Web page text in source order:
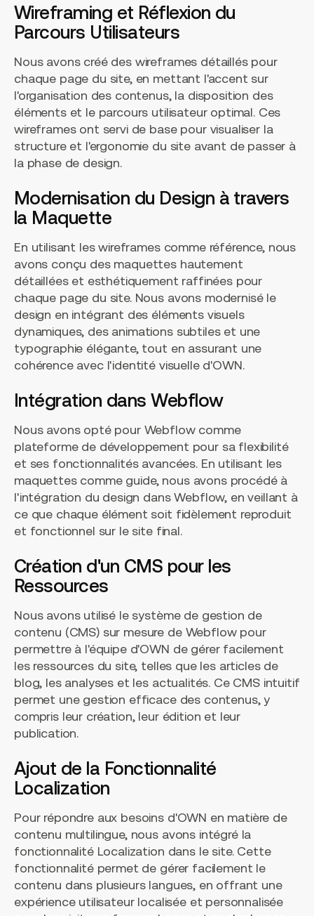
Wireframing et Réflexion du
Parcours Utilisateurs
Nous avons créé des wireframes détaillés pour
chaque page du site, en mettant l'accent sur
l'organisation des contenus, la disposition des
éléments et le parcours utilisateur optimal. Ces
wireframes ont servi de base pour visualiser la
structure et l'ergonomie du site avant de passer à
la phase de design.
Modernisation du Design à travers
la Maquette
En utilisant les wireframes comme référence, nous
avons conçu des maquettes hautement
détaillées et esthétiquement raffinées pour
chaque page du site. Nous avons modernisé le
design en intégrant des éléments visuels
dynamiques, des animations subtiles et une
typographie élégante, tout en assurant une
cohérence avec l'identité visuelle d'OWN.
Intégration dans Webflow
Nous avons opté pour Webflow comme
plateforme de développement pour sa flexibilité
et ses fonctionnalités avancées. En utilisant les
maquettes comme guide, nous avons procédé à
l'intégration du design dans Webflow, en veillant à
ce que chaque élément soit fidèlement reproduit
et fonctionnel sur le site final.
Création d'un CMS pour les
Ressources
Nous avons utilisé le système de gestion de
contenu (CMS) sur mesure de Webflow pour
permettre à l'équipe d'OWN de gérer facilement
les ressources du site, telles que les articles de
blog, les analyses et les actualités. Ce CMS intuitif
permet une gestion efficace des contenus, y
compris leur création, leur édition et leur
publication.
Ajout de la Fonctionnalité
Localization
Pour répondre aux besoins d'OWN en matière de
contenu multilingue, nous avons intégré la
fonctionnalité Localization dans le site. Cette
fonctionnalité permet de gérer facilement le
contenu dans plusieurs langues, en offrant une
expérience utilisateur localisée et personnalisée